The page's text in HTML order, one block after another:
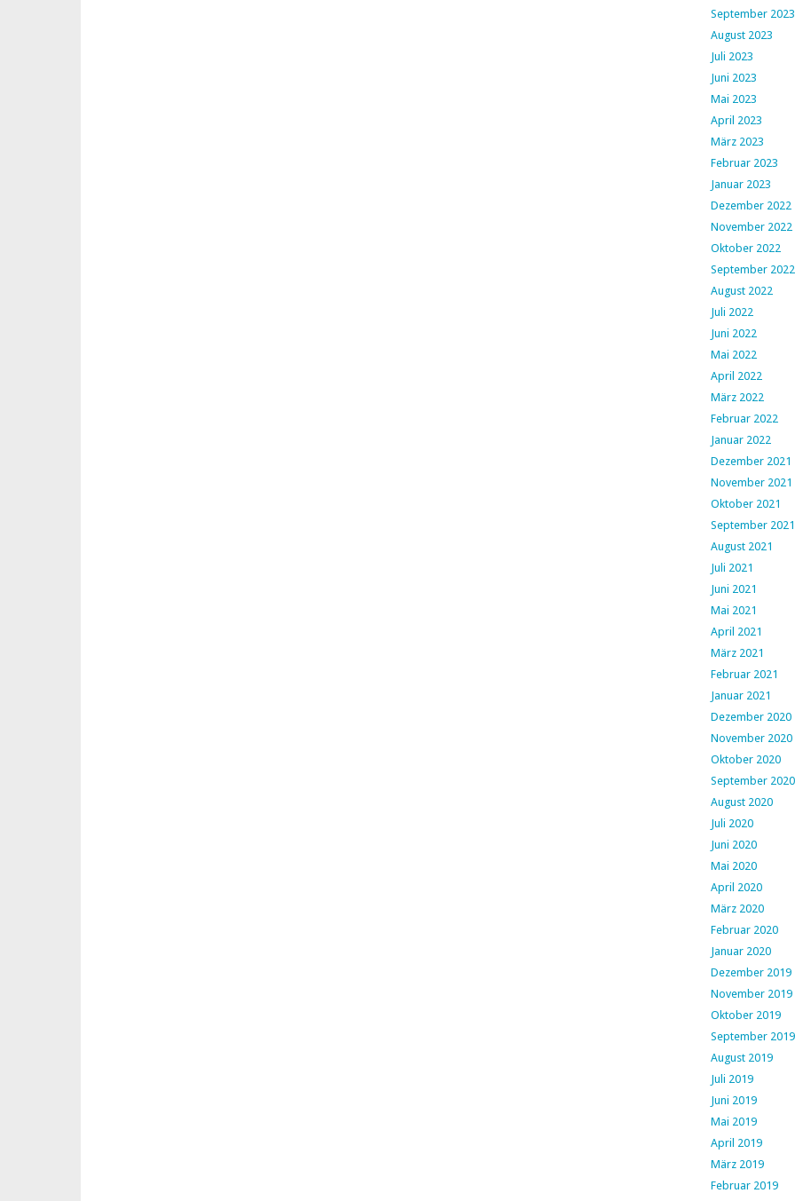
September 2023
August 2023
Juli 2023
Juni 2023
Mai 2023
April 2023
März 2023
Februar 2023
Januar 2023
Dezember 2022
November 2022
Oktober 2022
September 2022
August 2022
Juli 2022
Juni 2022
Mai 2022
April 2022
März 2022
Februar 2022
Januar 2022
Dezember 2021
November 2021
Oktober 2021
September 2021
August 2021
Juli 2021
Juni 2021
Mai 2021
April 2021
März 2021
Februar 2021
Januar 2021
Dezember 2020
November 2020
Oktober 2020
September 2020
August 2020
Juli 2020
Juni 2020
Mai 2020
April 2020
März 2020
Februar 2020
Januar 2020
Dezember 2019
November 2019
Oktober 2019
September 2019
August 2019
Juli 2019
Juni 2019
Mai 2019
April 2019
März 2019
Februar 2019